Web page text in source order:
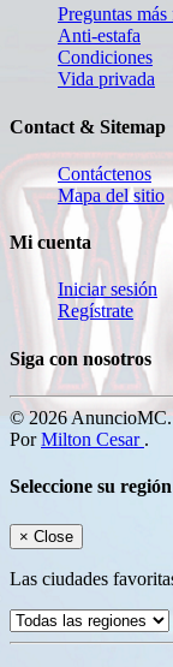
Preguntas más
Anti-estafa
Condiciones
Vida privada
Contact & Sitemap
Contáctenos
Mapa del sitio
Mi cuenta
Iniciar sesión
Regístrate
Siga con nosotros
© 2026 AnuncioMC.
PorMilton Cesar .
Seleccione su región
× Close
Las ciudades